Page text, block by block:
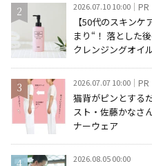
2026.07.10 10:00 PR
【50代のスキン
まり“！ 落とした
クレンジングオイ
2026.07.07 10:00 PR
猫背がピンとする
スト・佐藤かなさ
ナーウェア
2026.08.05 00:00